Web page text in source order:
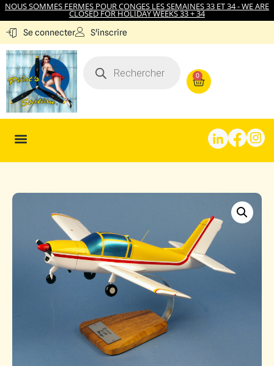
NOUS SOMMES FERMES POUR CONGES LES SEMAINES 33 ET 34 - WE ARE
CLOSED FOR HOLIDAY WEEKS 33 + 34
Se connecter S'inscrire
0